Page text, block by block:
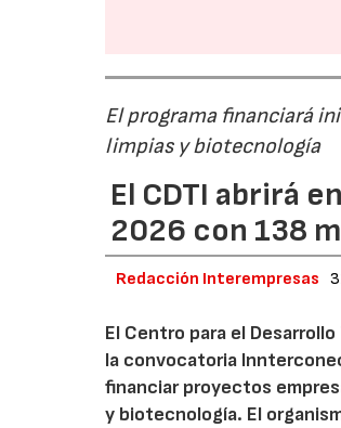
El programa financiará
limpias y biotecnología
El CDTI abrirá
2026 con 138
Redacción Interempresas
El Centro para el
la convocatoria
financiar proyectos
y biotecnología. El